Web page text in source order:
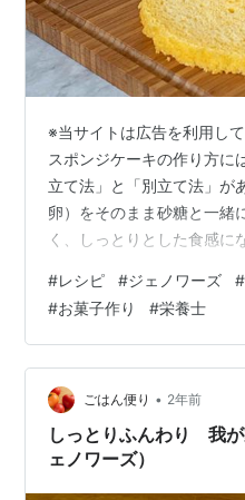
※当サイトは広告を利用し
スポンジケーキの作り方に
立て法」と「別立て法」が
卵）をそのまま砂糖と一緒
く、しっとりとした食感に
に泡立ててから合わせる方
りした高さが出ます。手間
に技術が必要。 初心者や
わふわの軽い食感を追求し
です。 今回は、お菓子作り
の仕上がりの『スポンジケ
#レシピ #ジェノワーズ #
#お菓子作り #栄養士
ごはん便り • 2年前
しっとりふんわり 我
ェノワーズ）